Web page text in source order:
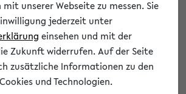
unserer Webseite zu messen. Sie
jederzeit unter
einsehen und mit der
Zukunft widerrufen. Auf der Seite
zusätzliche Informationen zu den
und Technologien.